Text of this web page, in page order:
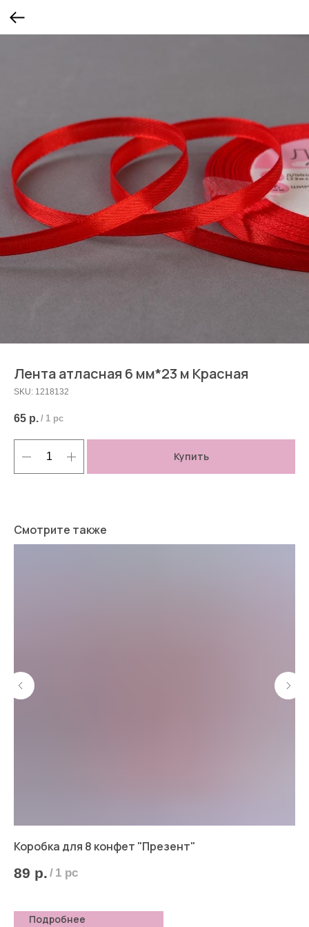
Лента атласная 6 мм*23 м Красная
SKU: 1218132
65 р. / 1 pc
Купить
Смотрите также
Коробка для 8 конфет "Презент"
89 р. / 1 pc
Подробнее